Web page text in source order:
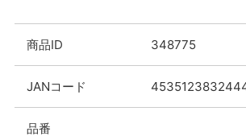
商品ID 348775
JANコード
品番